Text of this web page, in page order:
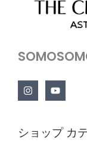
ショップ カ